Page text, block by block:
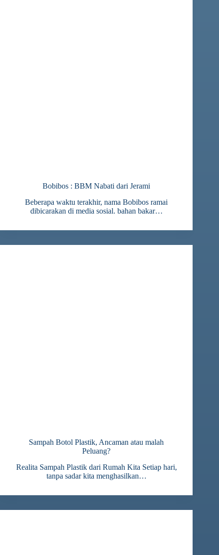
Bobibos : BBM Nabati dari Jerami
Beberapa waktu terakhir, nama Bobibos ramai
dibicarakan di media sosial. bahan bakar…
Sampah Botol Plastik, Ancaman atau malah
Peluang?
Realita Sampah Plastik dari Rumah Kita Setiap hari,
tanpa sadar kita menghasilkan…